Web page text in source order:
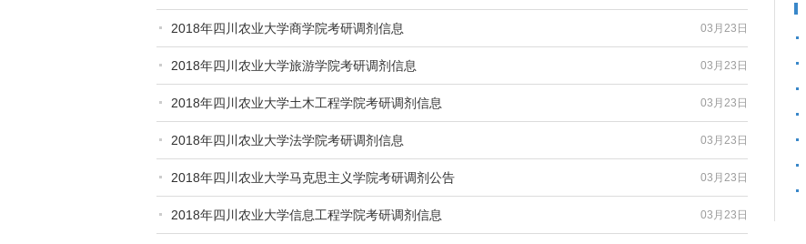
03月23日
2018年四川农业大学商学院考研调剂信息
03月23日
2018年四川农业大学旅游学院考研调剂信息
03月23日
2018年四川农业大学土木工程学院考研调剂信息
03月23日
2018年四川农业大学法学院考研调剂信息
03月23日
2018年四川农业大学马克思主义学院考研调剂公告
03月23日
2018年四川农业大学信息工程学院考研调剂信息